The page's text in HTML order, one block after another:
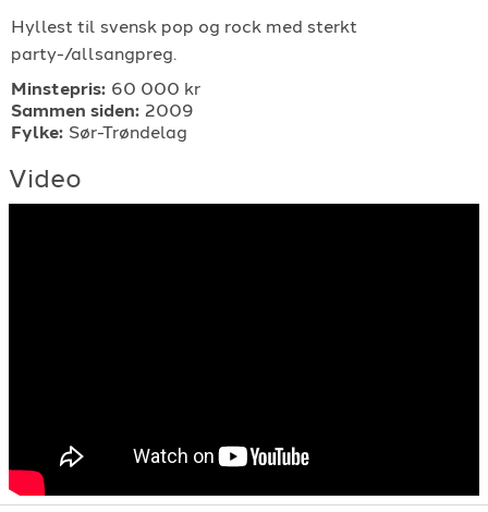
Support
support@gigplanet.no
Hyllest til svensk pop og rock med sterkt
party-/allsangpreg.
Minstepris: 60 000 kr
Sammen siden: 2009
Fylke: Sør-Trøndelag
Video